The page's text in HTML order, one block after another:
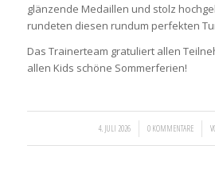
glänzende Medaillen und stolz
rundeten diesen rundum perfekten
Das Trainerteam gratuliert allen
allen Kids schöne Sommerferien!
4. JULI 2026 0 KOMMENTARE
/